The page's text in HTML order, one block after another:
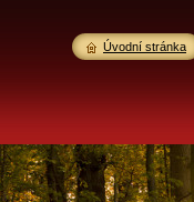
Úvodní stránka